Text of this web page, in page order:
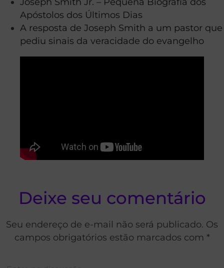
Apóstolos dos Últimos Dias
A resposta de Joseph Smith a um pastor que
pediu sinais da veracidade do evangelho
Deixe seu comentário
Seu endereço de e-mail não será publicado. Os
campos obrigatórios estão marcados com *